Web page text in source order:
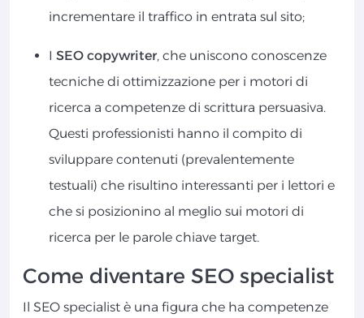
incrementare il traffico in entrata sul sito;
I SEO copywriter, che uniscono conoscenze
tecniche di ottimizzazione per i motori di
ricerca a competenze di scrittura persuasiva.
Questi professionisti hanno il compito di
sviluppare contenuti (prevalentemente
testuali) che risultino interessanti per i lettori e
che si posizionino al meglio sui motori di
ricerca per le parole chiave target.
Come diventare SEO specialist
Il SEO specialist è una figura che ha competenze